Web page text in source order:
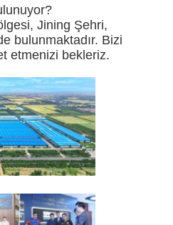
Jining Şehri,
bulunmaktadır. Bizi
etmenizi bekleriz.